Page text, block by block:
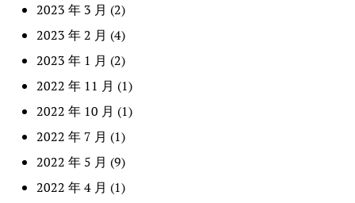
2023 年 3 月 (2)
2023 年 2 月 (4)
2023 年 1 月 (2)
2022 年 11 月 (1)
2022 年 10 月 (1)
2022 年 7 月 (1)
2022 年 5 月 (9)
2022 年 4 月 (1)